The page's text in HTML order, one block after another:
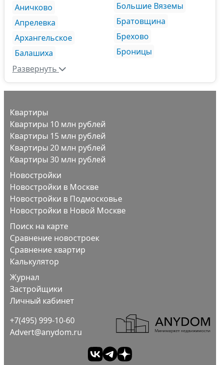
Аничково
Апрелевка
Архангельское
Балашиха
Большие Вяземы
Братовщина
Брехово
Броницы
Развернуть
Квартиры
Квартиры 10 млн рублей
Квартиры 15 млн рублей
Квартиры 20 млн рублей
Квартиры 30 млн рублей
Новостройки
Новостройки в Москве
Новостройки в Подмосковье
Новостройки в Новой Москве
Поиск на карте
Сравнение новостроек
Сравнение квартир
Калькулятор
Журнал
Застройщики
Личный кабинет
+7(495) 999-10-60
Advert@anydom.ru